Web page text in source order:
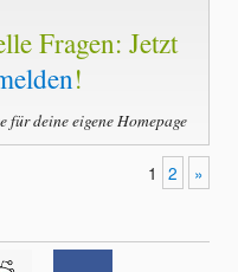
Fragen: Jetzt
!
deine eigene Homepage
1 2 »